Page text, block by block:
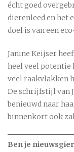
écht goed
dierenleed en het
doel is van een
Janine Keijser
heel veel potentie
veel raakvlakken
De schrijfstijl van
benieuwd naar
binnenkort ook
Ben je